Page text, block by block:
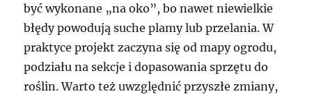
być wykonane „na oko”, bo nawet niewielkie
błędy powodują suche plamy lub przelania. W
praktyce projekt zaczyna się od mapy ogrodu,
podziału na sekcje i dopasowania sprzętu do
roślin. Warto też uwzględnić przyszłe zmiany,